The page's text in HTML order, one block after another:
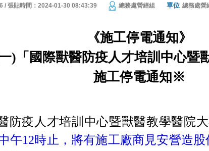
/ 張貼時間：2024-01-30 08:43:39 總務處營繕組 單位 總務處營
《施工停電通知》
)「國際獸醫防疫人才培訓中心暨
施工停電通知※
防疫人才培訓中心暨獸醫教學醫院
午12時止，將有施工廠商見安營造